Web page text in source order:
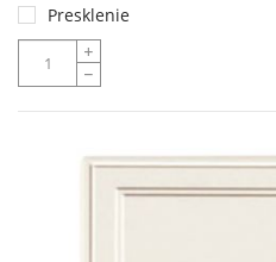
Presklenie